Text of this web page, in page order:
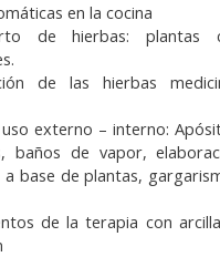
en la cocina
de hierbas: plantas
de las hierbas
externo – interno:
baños de vapor,
base de plantas,
de la terapia con